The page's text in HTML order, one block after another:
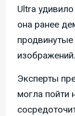
Ultra
она ранее
продвинутые
изображений.
Эксперты
могла пойти